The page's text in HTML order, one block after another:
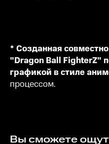
* Созданная
"Dragon Ball FighterZ"
графикой в стиле
процессом.
Вы сможете ощутить всю мощь и